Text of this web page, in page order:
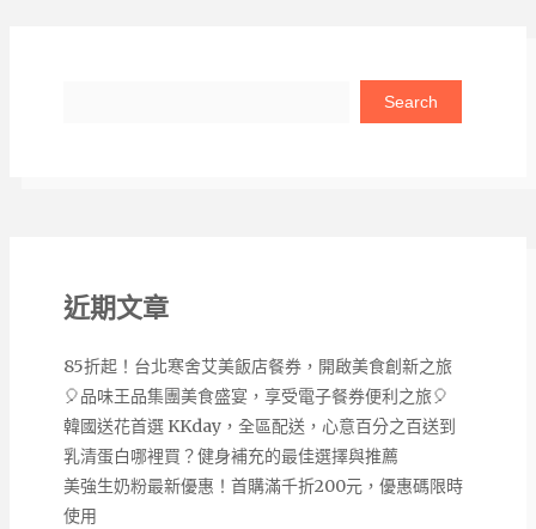
近期文章
85折起！台北寒舍艾美飯店餐券，開啟美食創新之旅
🎈品味王品集團美食盛宴，享受電子餐券便利之旅🎈
韓國送花首選 KKday，全區配送，心意百分之百送到
乳清蛋白哪裡買？健身補充的最佳選擇與推薦
美強生奶粉最新優惠！首購滿千折200元，優惠碼限時
使用